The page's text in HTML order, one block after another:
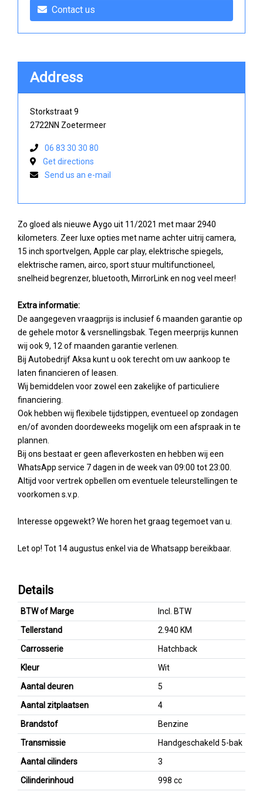
Zo gloed als nieuwe Aygo uit 11/2021 met maar 2940
kilometers. Zeer luxe opties met name achter uitrij camera,
15 inch sportvelgen, Apple car play, elektrische spiegels,
elektrische ramen, airco, sport stuur multifunctioneel,
snelheid begrenzer, bluetooth, MirrorLink en nog veel meer!
Extra informatie:
De aangegeven vraagprijs is inclusief 6 maanden garantie op
de gehele motor & versnellingsbak. Tegen meerprijs kunnen
wij ook 9, 12 of maanden garantie verlenen.
Bij Autobedrijf Aksa kunt u ook terecht om uw aankoop te
laten financieren of leasen.
Wij bemiddelen voor zowel een zakelijke of particuliere
financiering.
Ook hebben wij flexibele tijdstippen, eventueel op zondagen
en/of avonden doordeweeks mogelijk om een afspraak in te
plannen.
Bij ons bestaat er geen afleverkosten en hebben wij een
WhatsApp service 7 dagen in de week van 09:00 tot 23:00.
Altijd voor vertrek opbellen om eventuele teleurstellingen te
voorkomen s.v.p.
Interesse opgewekt? We horen het graag tegemoet van u.
Let op! Tot 14 augustus enkel via de Whatsapp bereikbaar.
Details
BTW of Marge
Incl. BTW
Tellerstand
2.940 KM
Carrosserie
Hatchback
Kleur
Wit
Aantal deuren
5
Aantal zitplaatsen
4
Brandstof
Benzine
Transmissie
Handgeschakeld 5-bak
Aantal cilinders
3
Cilinderinhoud
998 cc
Contact us
Address
Storkstraat 9
2722NN Zoetermeer
06 83 30 30 80
Get directions
Send us an e-mail